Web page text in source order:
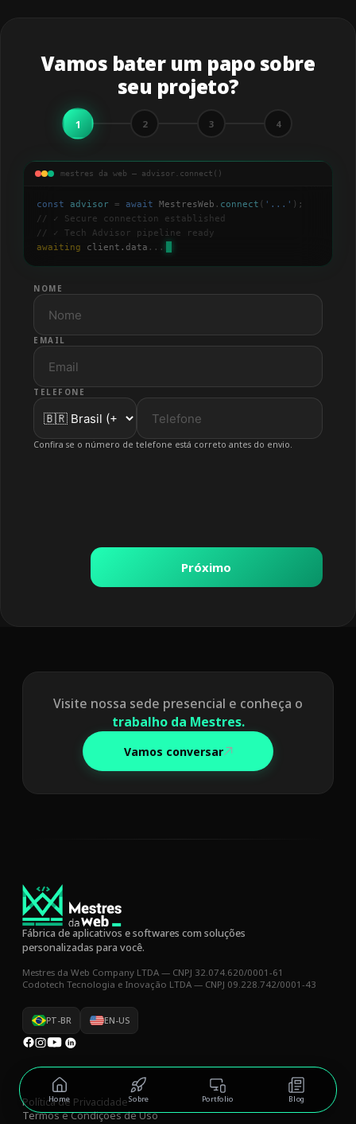
Vamos bater um papo sobre
seu projeto?
1 2 3 4
mestres da web — advisor.connect()
const advisor = await MestresWeb . connect ( ' ... '
);
// ✓ Secure connection established
// ✓ Tech Advisor pipeline ready
awaiting
client.data ...
NOME
EMAIL
TELEFONE
Confira se o número de telefone está correto antes do envio.
Próximo
Visite nossa sede presencial e conheça o
trabalho da Mestres.
Vamos conversar
Fábrica de aplicativos e softwares com soluções
personalizadas para você.
Mestres da Web Company LTDA — CNPJ 32.074.620/0001-61
Codotech Tecnologia e Inovação LTDA — CNPJ 09.228.742/0001-43
PT-BR EN-US
Política de Privacidade
Termos e Condições de Uso
Home Sobre Portfolio Blog